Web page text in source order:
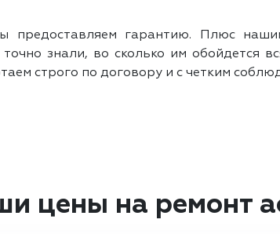
гарантию. Плюс
знали, во сколько им обойдется
строго по договору и с четким
цены на ремонт